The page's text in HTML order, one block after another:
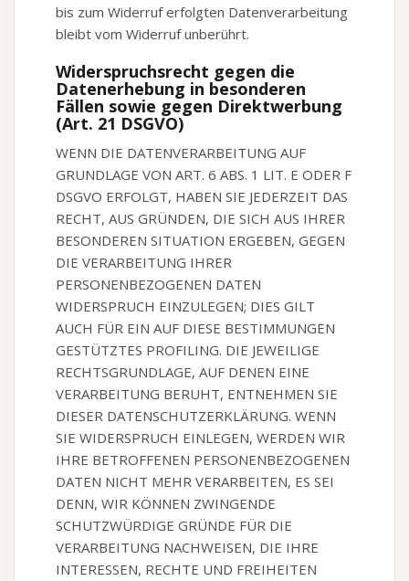
bis zum Widerruf erfolgten Datenverarbeitung
bleibt vom Widerruf unberührt.
Widerspruchsrecht gegen die
Datenerhebung in besonderen
Fällen sowie gegen Direktwerbung
(Art. 21 DSGVO)
WENN DIE DATENVERARBEITUNG AUF
GRUNDLAGE VON ART. 6 ABS. 1 LIT. E ODER F
DSGVO ERFOLGT, HABEN SIE JEDERZEIT DAS
RECHT, AUS GRÜNDEN, DIE SICH AUS IHRER
BESONDEREN SITUATION ERGEBEN, GEGEN
DIE VERARBEITUNG IHRER
PERSONENBEZOGENEN DATEN
WIDERSPRUCH EINZULEGEN; DIES GILT
AUCH FÜR EIN AUF DIESE BESTIMMUNGEN
GESTÜTZTES PROFILING. DIE JEWEILIGE
RECHTSGRUNDLAGE, AUF DENEN EINE
VERARBEITUNG BERUHT, ENTNEHMEN SIE
DIESER DATENSCHUTZERKLÄRUNG. WENN
SIE WIDERSPRUCH EINLEGEN, WERDEN WIR
IHRE BETROFFENEN PERSONENBEZOGENEN
DATEN NICHT MEHR VERARBEITEN, ES SEI
DENN, WIR KÖNNEN ZWINGENDE
SCHUTZWÜRDIGE GRÜNDE FÜR DIE
VERARBEITUNG NACHWEISEN, DIE IHRE
INTERESSEN, RECHTE UND FREIHEITEN